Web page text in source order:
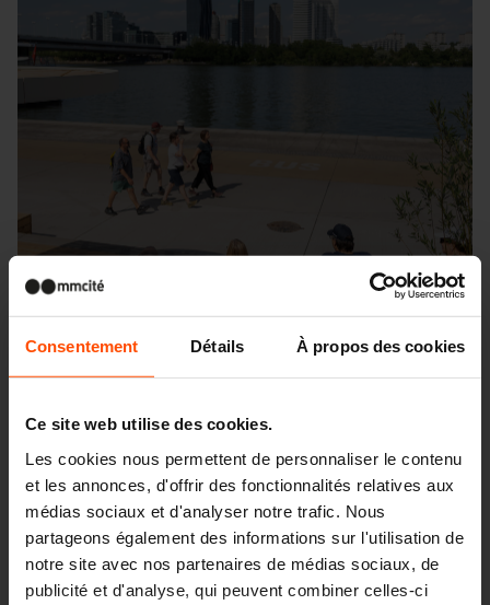
Consentement Détails À propos des cookies
Ce site web utilise des cookies.
Les cookies nous permettent de personnaliser le contenu
et les annonces, d'offrir des fonctionnalités relatives aux
médias sociaux et d'analyser notre trafic. Nous
partageons également des informations sur l'utilisation de
notre site avec nos partenaires de médias sociaux, de
publicité et d'analyse, qui peuvent combiner celles-ci
Seattle – Popup park